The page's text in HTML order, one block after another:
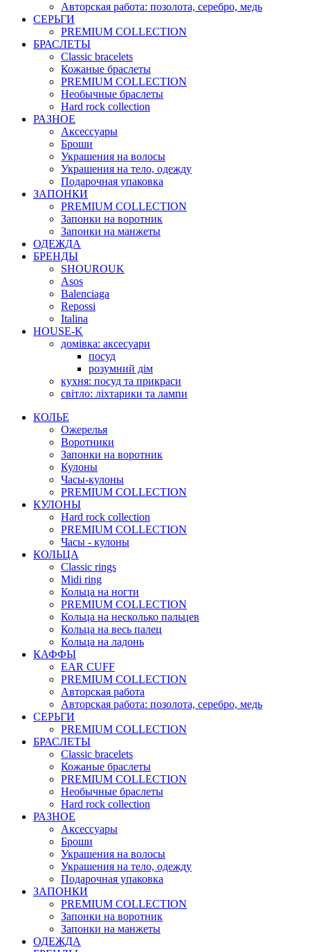
Авторская работа: позолота, серебро, медь
СЕРЬГИ
PREMIUM COLLECTION
БРАСЛЕТЫ
Classic bracelets
Кожаные браслеты
PREMIUM COLLECTION
Необычные браслеты
Hard rock collection
РАЗНОЕ
Аксессуары
Броши
Украшения на волосы
Украшения на тело, одежду
Подарочная упаковка
ЗАПОНКИ
PREMIUM COLLECTION
Запонки на воротник
Запонки на манжеты
ОДЕЖДА
БРЕНДЫ
SHOUROUK
Asos
Balenciaga
Repossi
Italina
HOUSE-K
домівка: аксесуари
посуд
розумний дім
кухня: посуд та прикраси
світло: ліхтарики та лампи
КОЛЬЕ
Ожерелья
Воротники
Запонки на воротник
Кулоны
Часы-кулоны
PREMIUM COLLECTION
КУЛОНЫ
Hard rock collection
PREMIUM COLLECTION
Часы - кулоны
КОЛЬЦА
Classic rings
Midi ring
Кольца на ногти
PREMIUM COLLECTION
Кольца на несколько пальцев
Кольца на весь палец
Кольца на ладонь
КАФФЫ
EAR CUFF
PREMIUM COLLECTION
Авторская работа
Авторская работа: позолота, серебро, медь
СЕРЬГИ
PREMIUM COLLECTION
БРАСЛЕТЫ
Classic bracelets
Кожаные браслеты
PREMIUM COLLECTION
Необычные браслеты
Hard rock collection
РАЗНОЕ
Аксессуары
Броши
Украшения на волосы
Украшения на тело, одежду
Подарочная упаковка
ЗАПОНКИ
PREMIUM COLLECTION
Запонки на воротник
Запонки на манжеты
ОДЕЖДА